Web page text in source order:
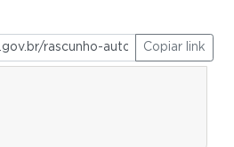
Copiar link